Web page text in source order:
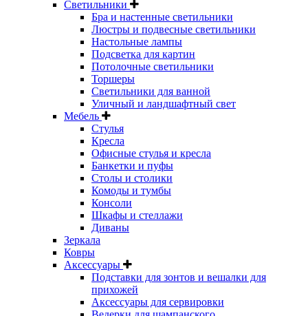
Светильники
Бра и настенные светильники
Люстры и подвесные светильники
Настольные лампы
Подсветка для картин
Потолочные светильники
Торшеры
Светильники для ванной
Уличный и ландшафтный свет
Мебель
Стулья
Кресла
Офисные стулья и кресла
Банкетки и пуфы
Столы и столики
Комоды и тумбы
Консоли
Шкафы и стеллажи
Диваны
Зеркала
Ковры
Аксессуары
Подставки для зонтов и вешалки для
прихожей
Аксессуары для сервировки